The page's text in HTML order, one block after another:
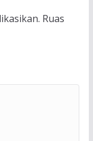
Ruas